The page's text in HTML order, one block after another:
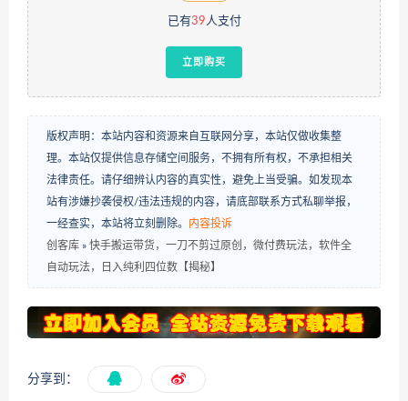
已有39人支付
立即购买
版权声明：本站内容和资源来自互联网分享，本站仅做收集整
理。本站仅提供信息存储空间服务，不拥有所有权，不承担相关
法律责任。请仔细辨认内容的真实性，避免上当受骗。如发现本
站有涉嫌抄袭侵权/违法违规的内容，请底部联系方式私聊举报，
一经查实，本站将立刻删除。
内容投诉
创客库 » 快手搬运带货，一刀不剪过原创，微付费玩法，软件全
自动玩法，日入纯利四位数【揭秘】
分享到：